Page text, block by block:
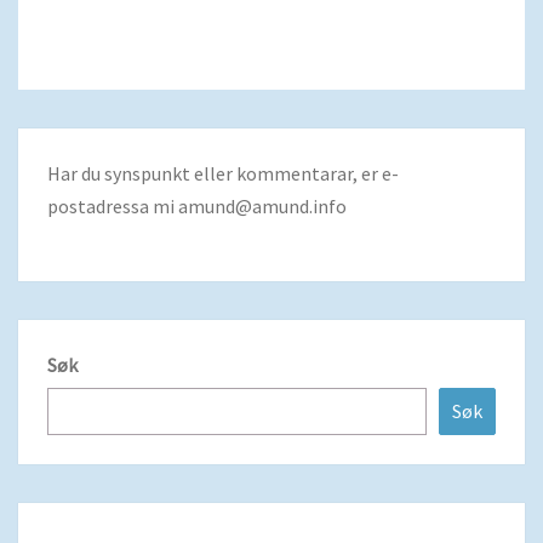
Har du synspunkt eller kommentarar, er e-
postadressa mi amund@amund.info
Søk
Søk